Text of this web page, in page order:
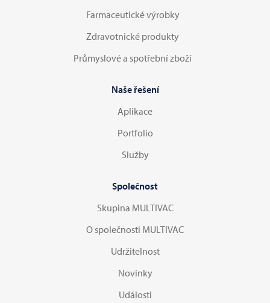
Farmaceutické výrobky
Zdravotnické produkty
Průmyslové a spotřební zboží
Naše řešení
Aplikace
Portfolio
Služby
Společnost
Skupina MULTIVAC
O společnosti MULTIVAC
Udržitelnost
Novinky
Události